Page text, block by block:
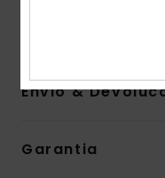
Envio &
Garantia